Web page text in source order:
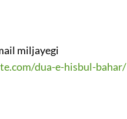
miljayegi
dua-e-hisbul-bahar/